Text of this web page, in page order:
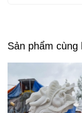
Giới thiệu
Hỏi đáp
Sản phẩm cùng